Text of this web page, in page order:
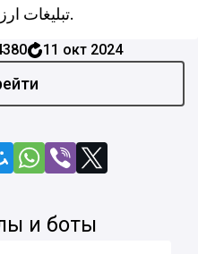
تبلیغات ارز به هیچ عنوان پذیرفته نمیشود.
11 окт 2024
и боты